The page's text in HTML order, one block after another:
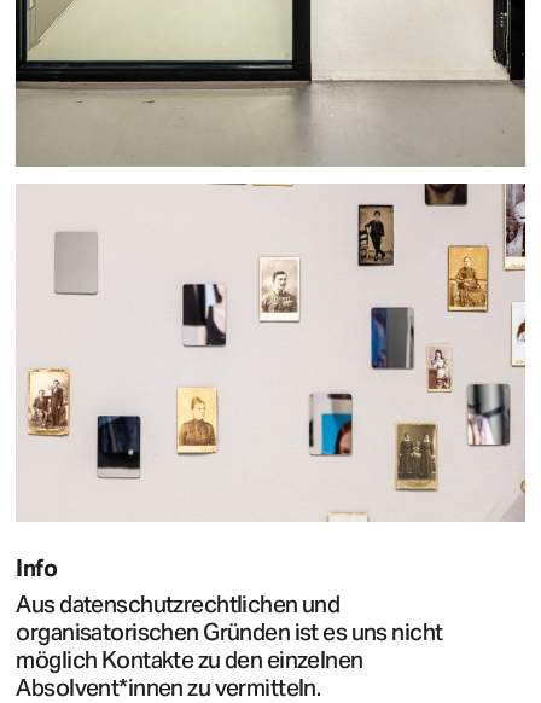
Info
Aus datenschutzrechtlichen und
organisatorischen Gründen ist es uns nicht
möglich Kontakte zu den einzelnen
Absolvent*innen zu vermitteln.